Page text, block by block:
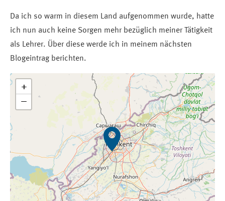
Da ich so warm in diesem Land aufgenommen wurde, hatte
ich nun auch keine Sorgen mehr bezüglich meiner Tätigkeit
als Lehrer. Über diese werde ich in meinem nächsten
Blogeintrag berichten.
+
−